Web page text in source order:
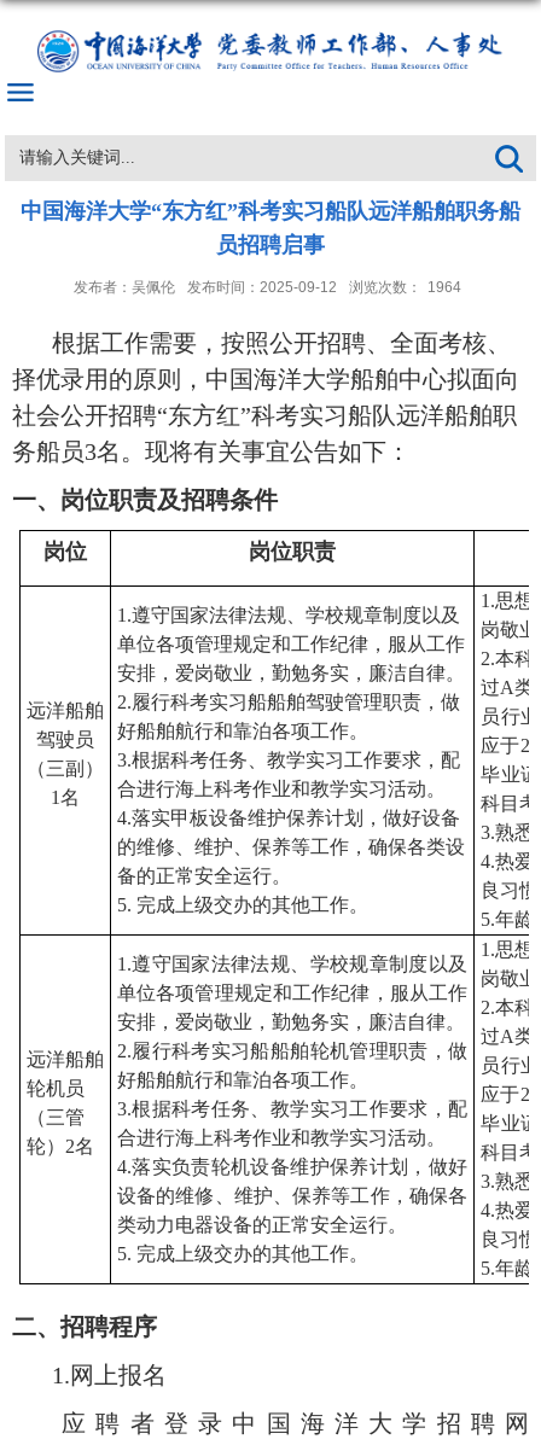
中国海洋大学“东方红”科考实习船队远洋船舶职务船
员招聘启事
发布者：吴佩伦 发布时间：2025-09-12 浏览次数： 1964
根据工作需要，按照公开招聘、全面考核、
择优录用的原则，中国海洋大学船舶中心拟面向
社会公开招聘“东方红”科考实习船队远洋船舶职
务船员3名。现将有关事宜公告如下：
一、 岗位职责及招聘条件
岗位 岗位职责
远洋船舶
驾驶员
（三副）
1名
1 .遵守国家法律法规、学校规章制度以及
单位各项管理规定和工作纪律，服从工作
安排，爱岗敬业，勤勉务实，廉洁自律。
2.履行科考实习船船舶驾驶管理职责，做
好船舶航行和靠泊各项工作。
3.根据科考任务、教学实习工作要求，配
合进行海上科考作业和教学实习活动。
4.落实甲板设备维护保养计划， 做好设备
的维修、维护、保养等工作，确保各类设
备的正常安全运行。
5. 完成上级交办的其他工作。
1 .思想
岗敬
2.本科
过A类
员行
应于
毕业
科目
3.熟悉
4.热爱
良习
5.年龄
远洋船舶
轮机员
（三管
轮） 2名
1 .遵守国家法律法规、学校规章制度以及
单位各项管理规定和工作纪律，服从工作
安排，爱岗敬业，勤勉务实，廉洁自律。
2.履行科考实习船船舶轮机管理职责，做
好船舶航行和靠泊各项工作。
3.根据科考任务、教学实习工作要求，配
合进行海上科考作业和教学实习活动。
4.落实负责轮机设备维护保养计划， 做好
设备的维修、维护、保养等工作，确保各
类动力电器设备的正常安全运行。
5. 完成上级交办的其他工作。
1 .思想
岗敬
2.本科
过A类
员行
应于
毕业
科目
3.熟悉
4.热爱
良习
5.年龄
二、招聘程序
1.网上报名
应聘者登录中国海洋大学招聘网